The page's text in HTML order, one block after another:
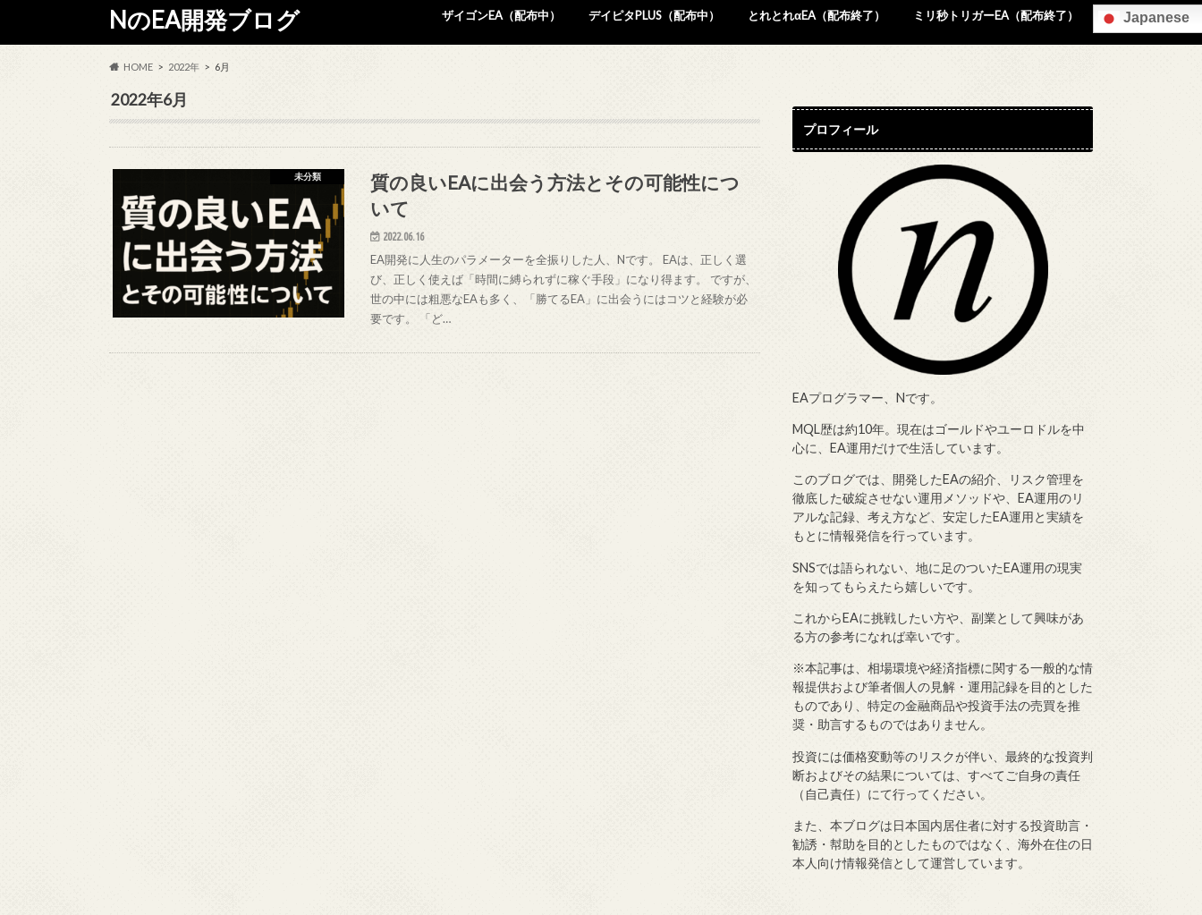
NのEA開発ブログ ザイゴンEA（配布中） デイピタPLUS（配布中） とれとれαEA（配布終了） ミリ秒トリガーEA（配布終了） Japanese
HOME 2022年 6月
2022年6月
未分類
質の良いEAに出会う方法とその可能性につ
いて
2022.06.16
EA開発に人生のパラメーターを全振りした人、Nです。 EAは、正しく選
び、正しく使えば「時間に縛られずに稼ぐ手段」になり得ます。 ですが、
世の中には粗悪なEAも多く、「勝てるEA」に出会うにはコツと経験が必
要です。 「ど…
プロフィール
EAプログラマー、Nです。
MQL歴は約10年。現在はゴールドやユーロドルを中
心に、EA運用だけで生活しています。
このブログでは、開発したEAの紹介、リスク管理を
徹底した破綻させない運用メソッドや、EA運用のリ
アルな記録、考え方など、安定したEA運用と実績を
もとに情報発信を行っています。
SNSでは語られない、地に足のついたEA運用の現実
を知ってもらえたら嬉しいです。
これからEAに挑戦したい方や、副業として興味があ
る方の参考になれば幸いです。
※本記事は、相場環境や経済指標に関する一般的な情
報提供および筆者個人の見解・運用記録を目的とした
ものであり、特定の金融商品や投資手法の売買を推
奨・助言するものではありません。
投資には価格変動等のリスクが伴い、最終的な投資判
断およびその結果については、すべてご自身の責任
（自己責任）にて行ってください。
また、本ブログは日本国内居住者に対する投資助言・
勧誘・幇助を目的としたものではなく、海外在住の日
本人向け情報発信として運営しています。